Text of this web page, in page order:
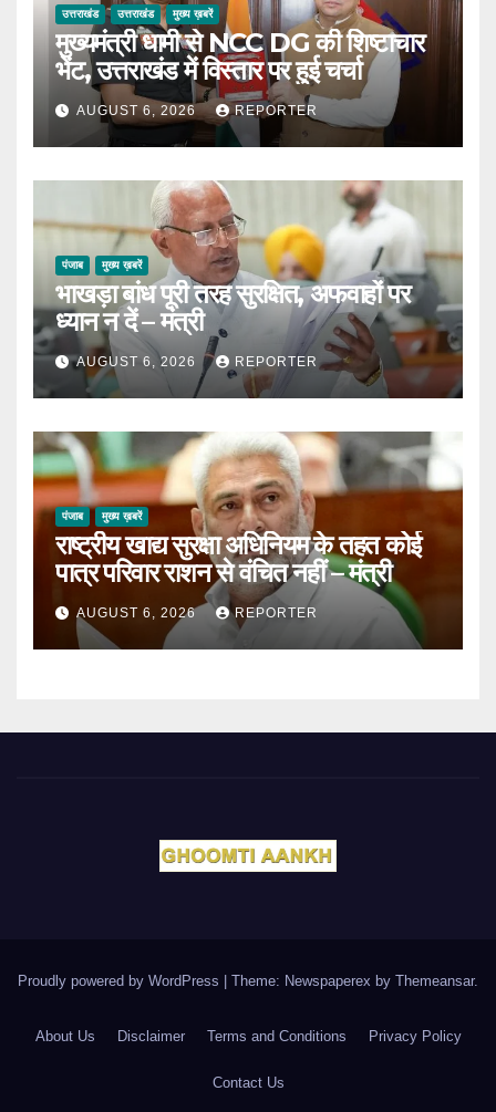
उत्तराखंड उत्तराखंड मुख्य ख़बरें
मुख्यमंत्री धामी से NCC DG की शिष्टाचार
भेंट, उत्तराखंड में विस्तार पर हुई चर्चा
AUGUST 6, 2026 REPORTER
पंजाब मुख्य ख़बरें
भाखड़ा बांध पूरी तरह सुरक्षित, अफवाहों पर
ध्यान न दें – मंत्री
AUGUST 6, 2026 REPORTER
पंजाब मुख्य ख़बरें
राष्ट्रीय खाद्य सुरक्षा अधिनियम के तहत कोई
पात्र परिवार राशन से वंचित नहीं – मंत्री
AUGUST 6, 2026 REPORTER
Proudly powered by WordPress Theme: Newspaperex by Themeansar.
About Us Disclaimer Terms and Conditions Privacy Policy
Contact Us